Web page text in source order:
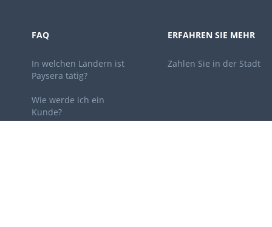
FAQ
In welchen Ländern ist
Paysera tätig?
Wie werde ich ein
Kunde?
ERFAHREN SIE MEHR
Zahlen Sie in der Stadt